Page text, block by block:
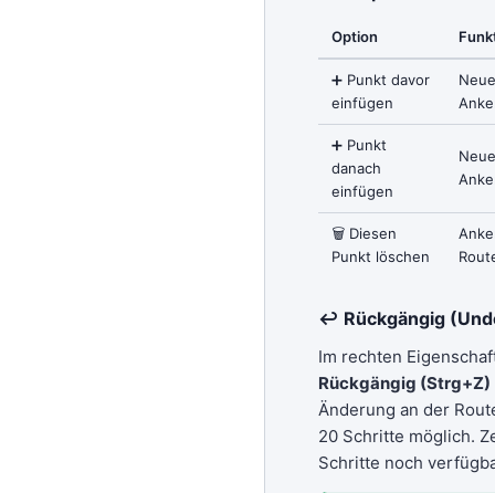
Option
➕ Punkt davor
einfügen
➕ Punkt
danach
einfügen
🗑 Diesen
Punkt löschen
↩ Rückgängig
Im rechten
Rückgängig (Strg+Z)
Änderung an der
20 Schritte möglich.
Schritte noch